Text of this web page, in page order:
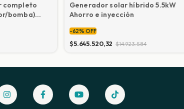
completo
bomba)
Generador solar híbrido 5.5kW
Ahorro e inyección
-62% OFF
$5.645.520,32 $14.923.584